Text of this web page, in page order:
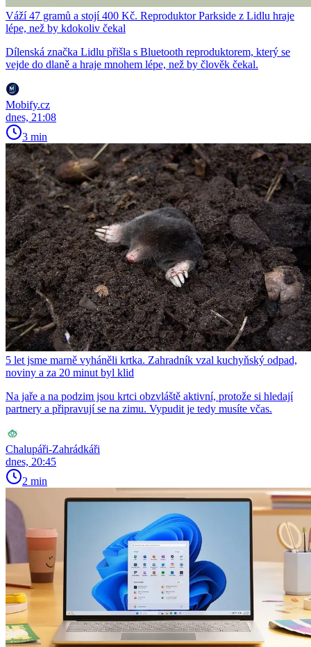
Váží 47 gramů a stojí 400 Kč. Reproduktor Parkside z Lidlu hraje
lépe, než by kdokoliv čekal
Dílenská značka Lidlu přišla s Bluetooth reproduktorem, který se
vejde do dlaně a hraje mnohem lépe, než by člověk čekal.
Mobify.cz
dnes, 21:08
3 min
5 let jsme marně vyháněli krtka. Zahradník vzal kuchyňský odpad,
noviny a za 20 minut byl klid
Na jaře a na podzim jsou krtci obzvláště aktivní, protože si hledají
partnery a připravují se na zimu. Vypudit je tedy musíte včas.
Chalupáři-Zahrádkáři
dnes, 20:45
2 min